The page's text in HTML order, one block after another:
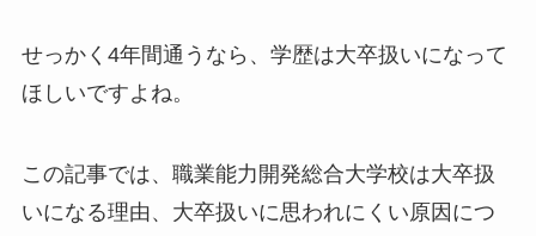
せっかく4年間通うなら、学歴は大卒扱いになって
ほしいですよね。
この記事では、職業能力開発総合大学校は大卒扱
いになる理由、大卒扱いに思われにくい原因につ